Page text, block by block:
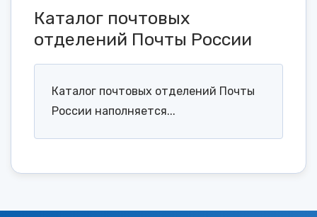
Каталог почтовых
отделений Почты России
Каталог почтовых отделений Почты
России наполняется...